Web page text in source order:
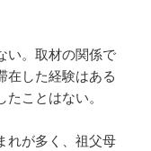
い。取材の関係で
在した経験はある
ことはない。
れが多く、祖父母